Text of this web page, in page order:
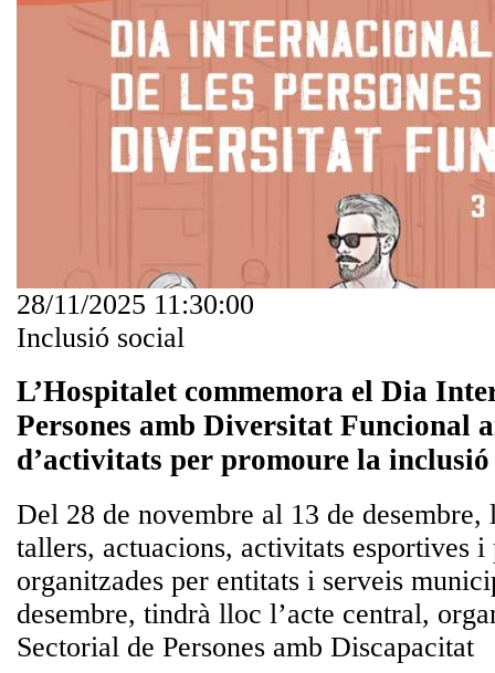
28/11/2025 11:30:00
Inclusió social
L’Hospitalet commemora el Dia
Persones amb Diversitat Funcional
d’activitats per promoure la inclusió
Del 28 de novembre al 13 de
tallers, actuacions, activitats esportives i
organitzades per entitats i serveis
desembre, tindrà lloc l’acte central,
Sectorial de Persones amb Discapacitat